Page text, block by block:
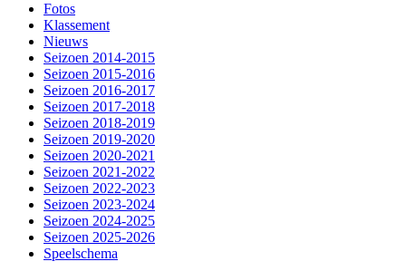
Fotos
Klassement
Nieuws
Seizoen 2014-2015
Seizoen 2015-2016
Seizoen 2016-2017
Seizoen 2017-2018
Seizoen 2018-2019
Seizoen 2019-2020
Seizoen 2020-2021
Seizoen 2021-2022
Seizoen 2022-2023
Seizoen 2023-2024
Seizoen 2024-2025
Seizoen 2025-2026
Speelschema